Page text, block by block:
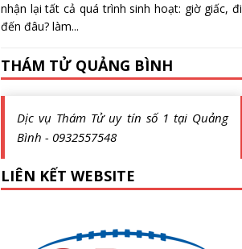
nhận lại tất cả quá trình sinh hoạt: giờ giấc, đi
đến đâu? làm...
THÁM TỬ QUẢNG BÌNH
Dịc vụ Thám Tử uy tín số 1 tại Quảng
Bình - 0932557548
LIÊN KẾT WEBSITE